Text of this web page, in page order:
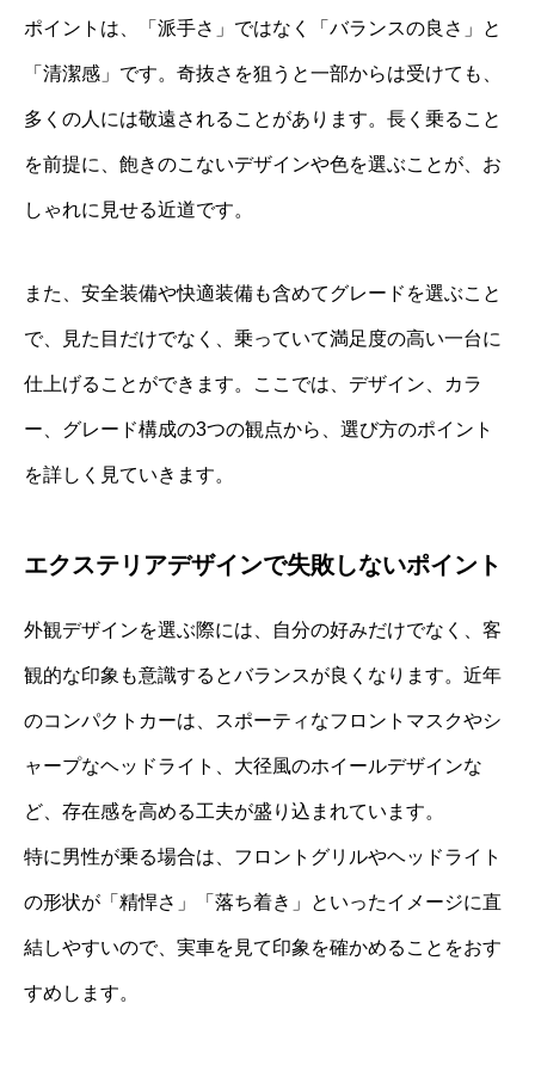
ポイントは、「派手さ」ではなく「バランスの良さ」と
「清潔感」です。奇抜さを狙うと一部からは受けても、
多くの人には敬遠されることがあります。長く乗ること
を前提に、飽きのこないデザインや色を選ぶことが、お
しゃれに見せる近道です。
また、安全装備や快適装備も含めてグレードを選ぶこと
で、見た目だけでなく、乗っていて満足度の高い一台に
仕上げることができます。ここでは、デザイン、カラ
ー、グレード構成の3つの観点から、選び方のポイント
を詳しく見ていきます。
エクステリアデザインで失敗しないポイント
外観デザインを選ぶ際には、自分の好みだけでなく、客
観的な印象も意識するとバランスが良くなります。近年
のコンパクトカーは、スポーティなフロントマスクやシ
ャープなヘッドライト、大径風のホイールデザインな
ど、存在感を高める工夫が盛り込まれています。
特に男性が乗る場合は、フロントグリルやヘッドライト
の形状が「精悍さ」「落ち着き」といったイメージに直
結しやすいので、実車を見て印象を確かめることをおす
すめします。